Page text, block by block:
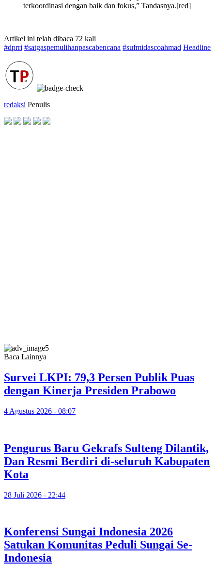
terkoordinasi dengan baik dan fokus,” Tandasnya.[red]
Artikel ini telah dibaca 72 kali
#dprri #satgaspemulihanpascabencana #sufmidascoahmad Headline
redaksi Penulis
Baca Lainnya
Survei LKPI: 79,3 Persen Publik Puas
dengan Kinerja Presiden Prabowo
4 Agustus 2026 - 08:07
Pengurus Baru Gekrafs Sulteng Dilantik,
Dan Resmi Berdiri di-seluruh Kabupaten
Kota
28 Juli 2026 - 22:44
Konferensi Sungai Indonesia 2026
Satukan Komunitas Peduli Sungai Se-
Indonesia